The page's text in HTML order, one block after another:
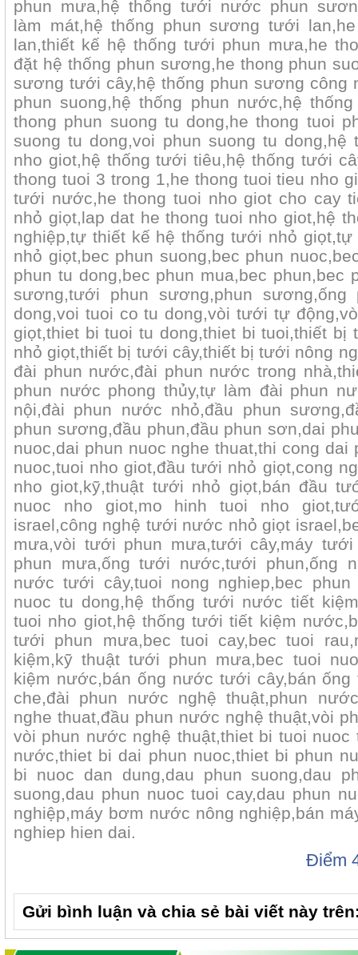
phun mưa,hệ thống tưới nước phun
làm mát,hệ thống phun sương tưới
lan,thiết kế hệ thống tưới phun mưa,he
đặt hệ thống phun sương,he thong phun
sương tưới cây,hệ thống phun sương công
phun suong,hệ thống phun nước,hệ
thong phun suong tu dong,he thong tuoi
suong tu dong,voi phun suong tu dong,hệ
nho giot,hệ thống tưới tiêu,hệ thống tưới
thong tuoi 3 trong 1,he thong tuoi tieu nho
tưới nước,he thong tuoi nho giot cho cay
nhỏ giọt,lap dat he thong tuoi nho giot,hệ
nghiệp,tự thiết kế hệ thống tưới nhỏ
nhỏ giọt,bec phun suong,bec phun
phun tu dong,bec phun mua,bec phun,bec
sương,tưới phun sương,phun
dong,voi tuoi co tu dong,vòi tưới tự
giọt,thiet bi tuoi tu dong,thiet bi tuoi,thiết
nhỏ giọt,thiết bị tưới cây,thiết bị tưới nông
đài phun nước,đài phun nước trong
phun nước phong thủy,tự làm đài phun
nội,đài phun nước nhỏ,đầu phun
phun sương,đầu phun,đầu phun sơn,dai
nuoc,dai phun nuoc nghe thuat,thi cong dai
nuoc,tuoi nho giot,đầu tưới nhỏ giọt,cong
nho giot,kỹ,thuật tưới nhỏ giọt,bán đầu
nuoc nho giot,mo hinh tuoi nho
israel,công nghệ tưới nước nhỏ giọt
mưa,vòi tưới phun mưa,tưới cây,máy
phun mưa,ống tưới nước,tưới phun,ống
nước tưới cây,tuoi nong nghiep,bec
nuoc tu dong,hệ thống tưới nước tiết
tuoi nho giot,hệ thống tưới tiết kiệm
tưới phun mưa,bec tuoi cay,bec tuoi
kiệm,kỹ thuật tưới phun mưa,bec tuoi
kiệm nước,bán ống nước tưới cây,bán
che,đài phun nước nghệ thuật,phun
nghe thuat,đầu phun nước nghệ thuật,vòi
vòi phun nước nghệ thuật,thiet bi tuoi nuoc
nước,thiet bi dai phun nuoc,thiet bi phun
bi nuoc dan dung,dau phun suong,dau
suong,dau phun nuoc tuoi cay,dau phun
nghiệp,máy bơm nước nông nghiệp,bán
nghiep hien dai.
Điểm
Gửi bình luận và chia sẻ bài viết này